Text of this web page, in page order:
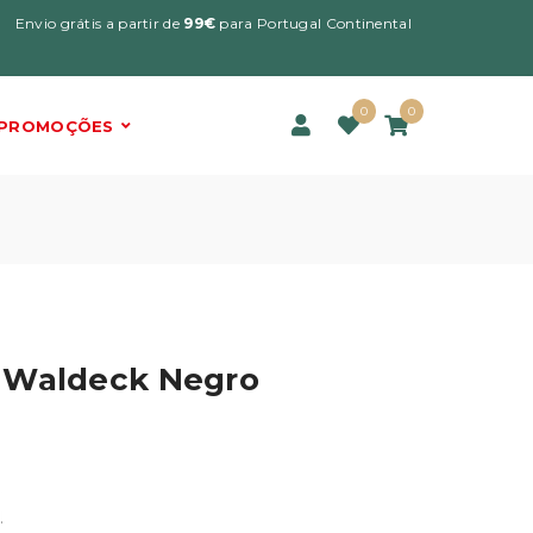
Envio grátis a partir de 99€ para Portugal Continental
0 0
Negro